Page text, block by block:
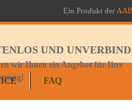
Ein Produkt der
UND
wir Ihnen ein Angebot für Ihre
FAQ